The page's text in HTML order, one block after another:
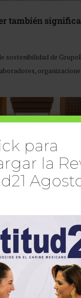
también
sostenibilidad de
inspira;
Mayakoba y
para
la